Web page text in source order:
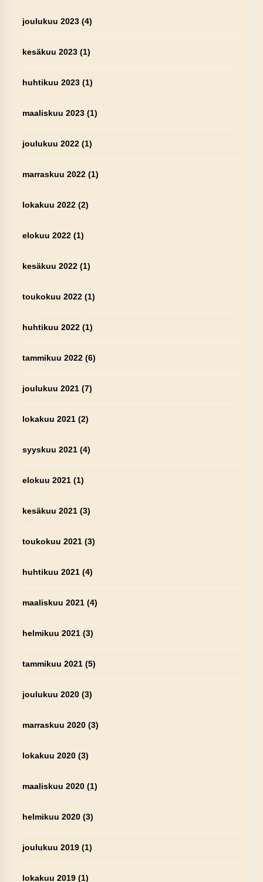
joulukuu 2023(4)
kesäkuu 2023(1)
huhtikuu 2023(1)
maaliskuu 2023(1)
joulukuu 2022(1)
marraskuu 2022(1)
lokakuu 2022(2)
elokuu 2022(1)
kesäkuu 2022(1)
toukokuu 2022(1)
huhtikuu 2022(1)
tammikuu 2022(6)
joulukuu 2021(7)
lokakuu 2021(2)
syyskuu 2021(4)
elokuu 2021(1)
kesäkuu 2021(3)
toukokuu 2021(3)
huhtikuu 2021(4)
maaliskuu 2021(4)
helmikuu 2021(3)
tammikuu 2021(5)
joulukuu 2020(3)
marraskuu 2020(3)
lokakuu 2020(3)
maaliskuu 2020(1)
helmikuu 2020(3)
joulukuu 2019(1)
lokakuu 2019(1)